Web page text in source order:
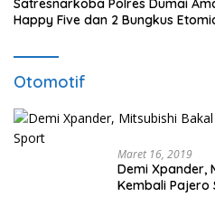
Satresnarkoba Polres Dumai
Happy Five dan 2 Bungkus
Otomotif
Maret 16, 2019
Demi Xpander,
Kembali Pajero